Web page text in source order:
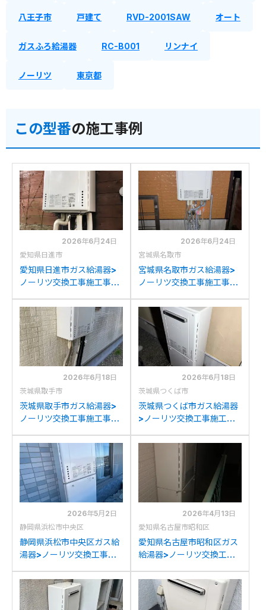
八王子市 戸建て RVD-2001SAW オート
ガスふろ給湯器 RC-B001 リンナイ
ノーリツ 東京都
この型番の施工事例
2026年6月24日
愛知県日進市
愛知県日進市ガス給湯器>
ノーリツ交換工事施工事
RUF2005AWからノーリ
ツGT-2070SAW BLへの
交換
2026年6月24日
宮城県名取市
宮城県名取市ガス給湯器>
ノーリツ交換工事施工事
2050AWXからノーリツ
GT-2070SAW BLへの交
換
2026年6月18日
茨城県取手市
茨城県取手市ガス給湯器>
ノーリツ交換工事施工事
2050SAWXからノーリツ
GT-2070SAW BLへの交
換
2026年6月18日
茨城県つくば市
茨城県つくば市ガス給湯器
>ノーリツ交換工事施工事
VD2401SAW2-3からノー
リツGT-2070SAW BLへ
2026年5月2日
静岡県浜松市中央区
静岡県浜松市中央区ガス給
湯器>ノーリツ交換工事施
SZRからノーリツGT-
2070SAW BLへの交換
2026年4月13日
愛知県名古屋市昭和区
愛知県名古屋市昭和区ガス
給湯器>ノーリツ交換工事
A2003SAW(A)からノー
リツGT-2070SAW BLへ
の交換